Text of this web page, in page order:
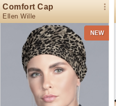
Comfort Cap
Ellen Wille